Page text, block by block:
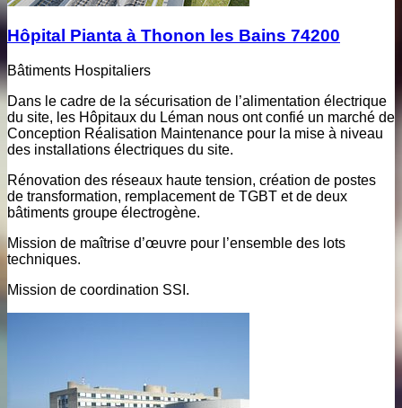
Hôpital Pianta à Thonon les Bains 74200
Bâtiments Hospitaliers
Dans le cadre de la sécurisation de l’alimentation électrique
du site, les Hôpitaux du Léman nous ont confié un marché de
Conception Réalisation Maintenance pour la mise à niveau
des installations électriques du site.
Rénovation des réseaux haute tension, création de postes
de transformation, remplacement de TGBT et de deux
bâtiments groupe électrogène.
Mission de maîtrise d’œuvre pour l’ensemble des lots
techniques.
Mission de coordination SSI.